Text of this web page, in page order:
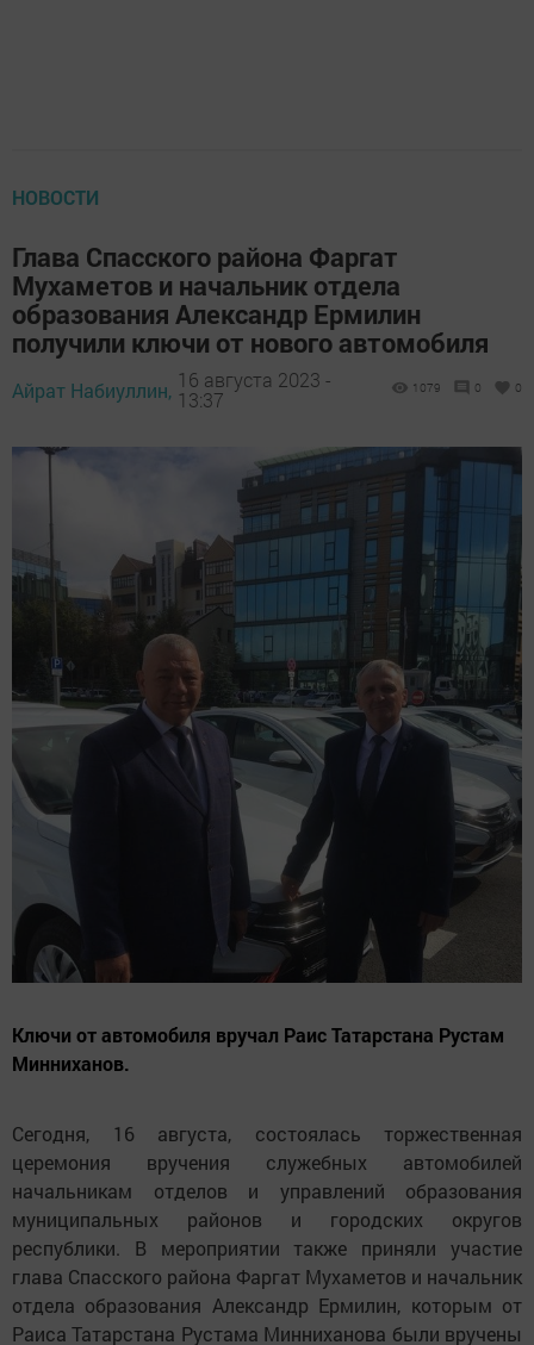
НОВОСТИ
Глава Спасского района Фаргат
Мухаметов и начальник отдела
образования Александр Ермилин
получили ключи от нового автомобиля
Айрат Набиуллин, 16 августа 2023 -
13:37
1079 0 0
Ключи от автомобиля вручал Раис Татарстана Рустам
Минниханов.
Сегодня, 16 августа, состоялась торжественная
церемония вручения служебных автомобилей
начальникам отделов и управлений образования
муниципальных районов и городских округов
республики. В мероприятии также приняли участие
глава Спасского района Фаргат Мухаметов и начальник
отдела образования Александр Ермилин, которым от
Раиса Татарстана Рустама Минниханова были вручены